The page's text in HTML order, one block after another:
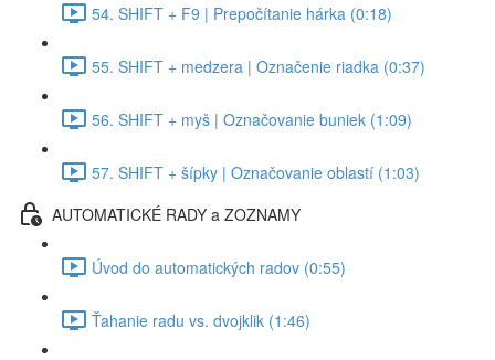
54. SHIFT + F9 | Prepočítanie hárka (0:18)
55. SHIFT + medzera | Označenie riadka (0:37)
56. SHIFT + myš | Označovanie buniek (1:09)
57. SHIFT + šípky | Označovanie oblastí (1:03)
AUTOMATICKÉ RADY a ZOZNAMY
Úvod do automatických radov (0:55)
Ťahanie radu vs. dvojklik (1:46)